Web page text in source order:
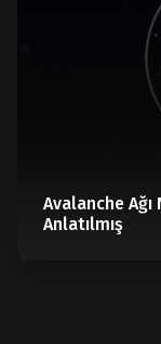
Avalanche Ağı
Anlatılmış